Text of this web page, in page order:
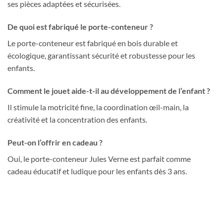
ses pièces adaptées et sécurisées.
De quoi est fabriqué le porte-conteneur ?
Le porte-conteneur est fabriqué en bois durable et
écologique, garantissant sécurité et robustesse pour les
enfants.
Comment le jouet aide-t-il au développement de l’enfant ?
Il stimule la motricité fine, la coordination œil-main, la
créativité et la concentration des enfants.
Peut-on l’offrir en cadeau ?
Oui, le porte-conteneur Jules Verne est parfait comme
cadeau éducatif et ludique pour les enfants dès 3 ans.